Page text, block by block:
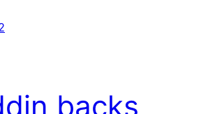
backs